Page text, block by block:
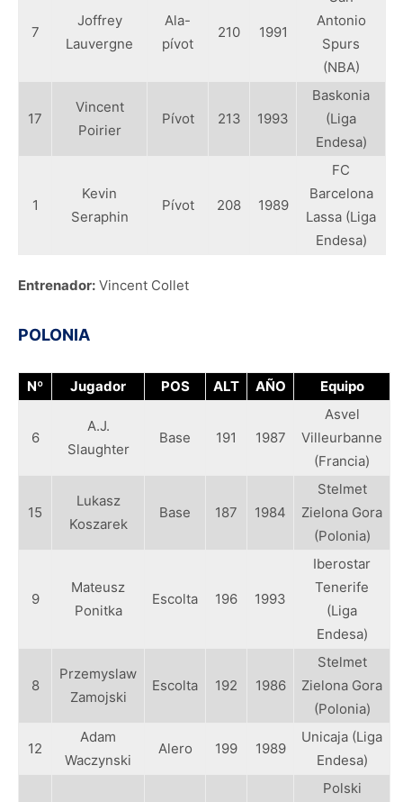
7
Joffrey
Lauvergne
Ala-
pívot
210 1991
Antonio
Spurs
(NBA)
17
Vincent
Poirier
Pívot 213 1993
Baskonia
(Liga
Endesa)
1
Kevin
Seraphin
Pívot 208 1989
FC
Barcelona
Lassa (Liga
Endesa)
Entrenador: Vincent Collet
POLONIA
Nº Jugador POS ALT AÑO Equipo
6
A.J.
Slaughter
Base 191 1987
Asvel
Villeurbanne
(Francia)
15
Lukasz
Koszarek
Base 187 1984
Stelmet
Zielona Gora
(Polonia)
9
Mateusz
Ponitka
Escolta 196 1993
Iberostar
Tenerife
(Liga
Endesa)
8
Przemyslaw
Zamojski
Escolta 192 1986
Stelmet
Zielona Gora
(Polonia)
12
Adam
Waczynski
Alero 199 1989
Unicaja (Liga
Endesa)
Polski